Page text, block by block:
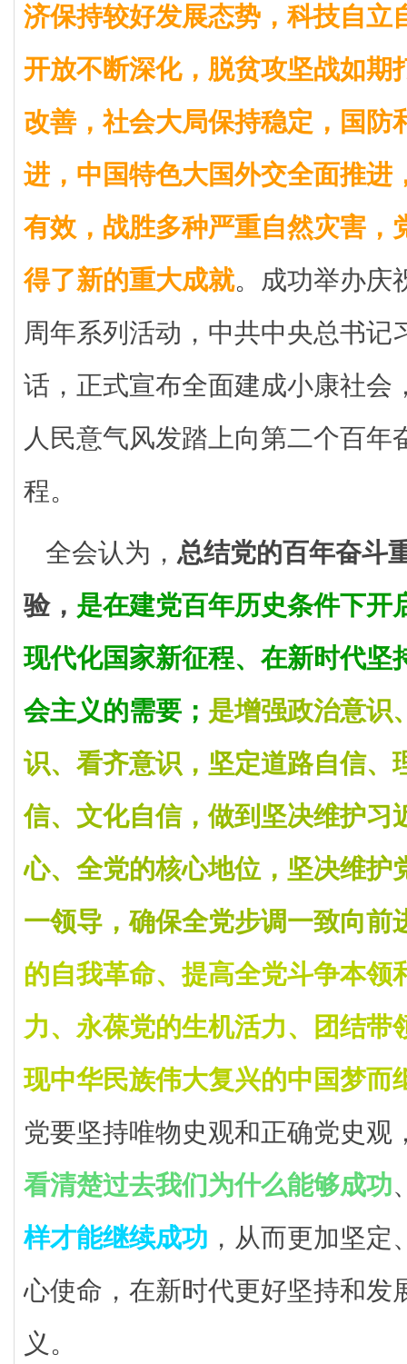
济保持较好发展态势，科技自立
开放不断深化，脱贫攻坚战如期
改善，社会大局保持稳定，国防
进，中国特色大国外交全面推进
有效，战胜多种严重自然灾害，
得了新的重大成就。成功举办庆
周年系列活动，中共中央总书记
话，正式宣布全面建成小康社会
人民意气风发踏上向第二个百年
程。
全会认为， 总结党的百年奋斗
验， 是在建党百年历史条件下开
现代化国家新征程、在新时代坚
会主义的需要； 是增强政治意识
识、看齐意识，坚定道路自信、
信、文化自信，做到坚决维护习
心、全党的核心地位，坚决维护
一领导，确保全党步调一致向前
的自我革命、提高全党斗争本领
力、永葆党的生机活力、团结带
现中华民族伟大复兴的中国梦而
党要坚持唯物史观和正确党史观
看清楚过去我们为什么能够成功
样才能继续成功 ，从而更加坚
心使命，在新时代更好坚持和发
义。